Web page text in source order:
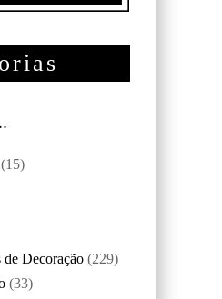
(15)
de Decoração (229)
(33)